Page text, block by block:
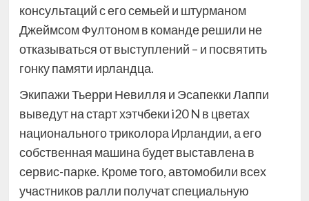
консультаций с его семьей и штурманом
Джеймсом Фултоном в команде решили не
отказываться от выступлений – и посвятить
гонку памяти ирландца.
Экипажи Тьерри Невилля и Эсапекки Лаппи
выведут на старт хэтчбеки i20 N в цветах
национального триколора Ирландии, а его
собственная машина будет выставлена в
сервис-парке. Кроме того, автомобили всех
участников ралли получат специальную